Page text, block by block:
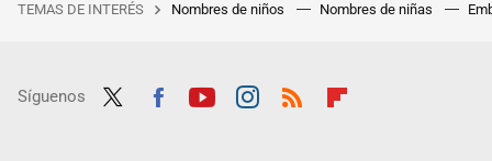
TEMAS DE INTERÉS Nombres de niños Nombres de niñas
Síguenos